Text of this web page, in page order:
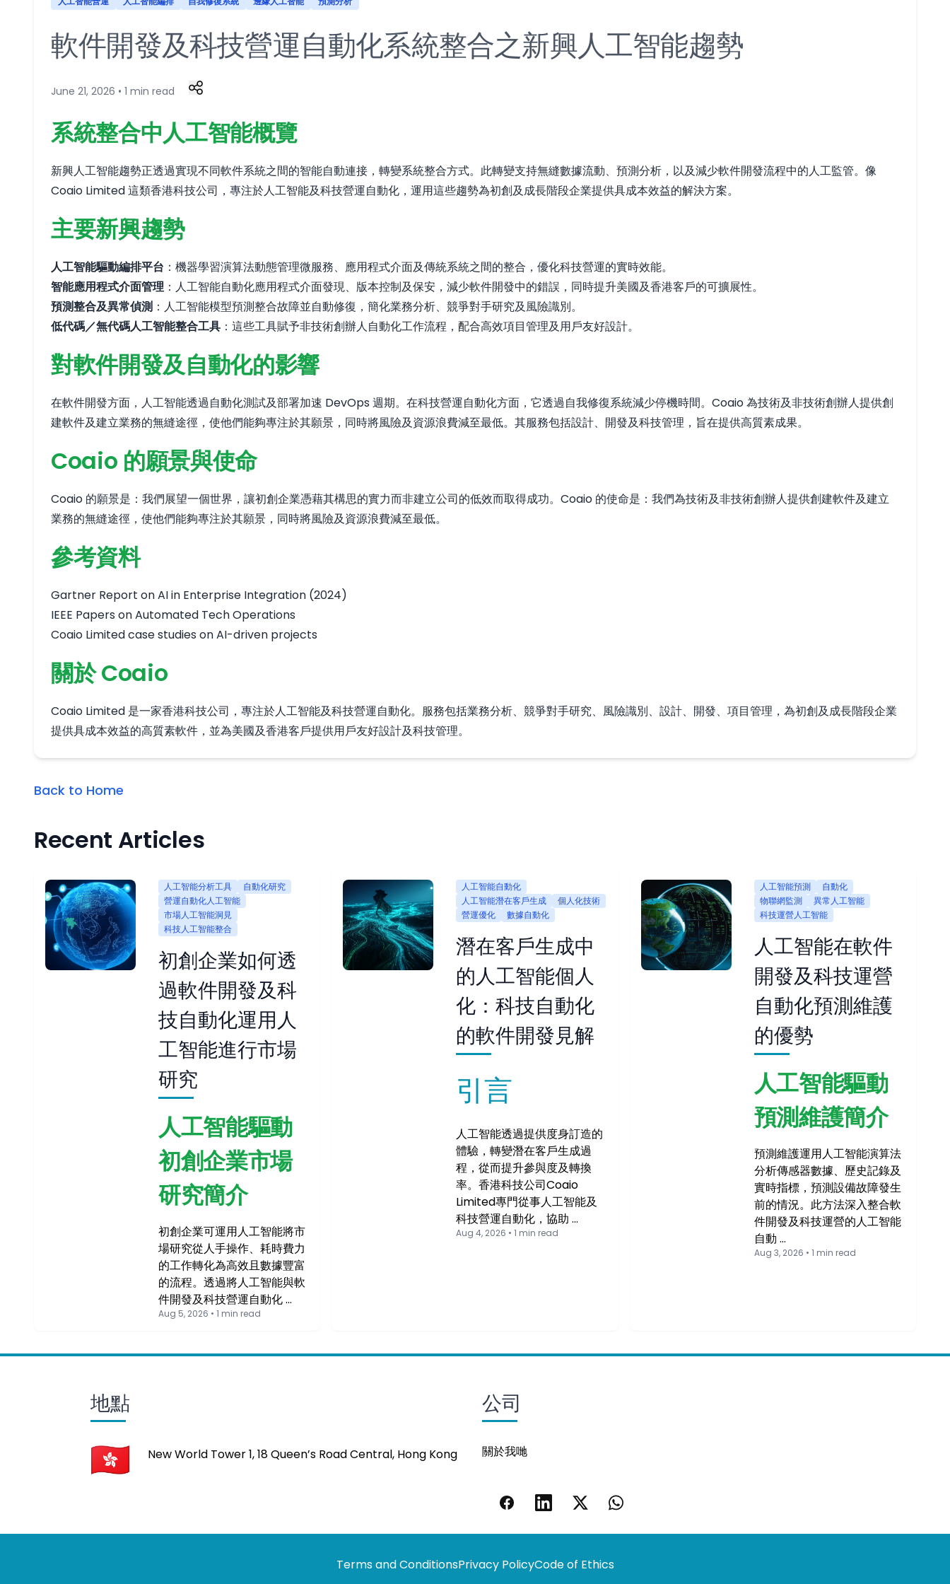
軟件開發及科技營運自動化系統整合之新興人工智能趨勢
June 21, 2026 • 1 min read
系統整合中人工智能概覽
新興人工智能趨勢正透過實現不同軟件系統之間的智能自動連接，轉變系統整合方式。此轉變支持無縫數據流動、預測分析，以及減少軟件開發流程中的人工監管。像
Coaio Limited 這類香港科技公司，專注於人工智能及科技營運自動化，運用這些趨勢為初創及成長階段企業提供具成本效益的解決方案。
主要新興趨勢
人工智能驅動編排平台 ：機器學習演算法動態管理微服務、應用程式介面及傳統系統之間的整合，優化科技營運的實時效能。
智能應用程式介面管理：人工智能自動化應用程式介面發現、版本控制及保安，減少軟件開發中的錯誤，同時提升美國及香港客戶的可擴展性。
預測整合及異常偵測 ：人工智能模型預測整合故障並自動修復，簡化業務分析、競爭對手研究及風險識別。
低代碼／無代碼人工智能整合工具 ：這些工具賦予非技術創辦人自動化工作流程，配合高效項目管理及用戶友好設計。
對軟件開發及自動化的影響
在軟件開發方面，人工智能透過自動化測試及部署加速 DevOps 週期。在科技營運自動化方面，它透過自我修復系統減少停機時間。Coaio 為技術及非技術創辦人提供創
建軟件及建立業務的無縫途徑，使他們能夠專注於其願景，同時將風險及資源浪費減至最低。其服務包括設計、開發及科技管理，旨在提供高質素成果。
Coaio 的願景與使命
Coaio 的願景是：我們展望一個世界，讓初創企業憑藉其構思的實力而非建立公司的低效而取得成功。Coaio 的使命是：我們為技術及非技術創辦人提供創建軟件及建立
業務的無縫途徑，使他們能夠專注於其願景，同時將風險及資源浪費減至最低。
參考資料
Gartner Report on AI in Enterprise Integration (2024)
IEEE Papers on Automated Tech Operations
Coaio Limited case studies on AI-driven projects
關於 Coaio
Coaio Limited 是一家香港科技公司，專注於人工智能及科技營運自動化。服務包括業務分析、競爭對手研究、風險識別、設計、開發、項目管理，為初創及成長階段企業
提供具成本效益的高質素軟件，並為美國及香港客戶提供用戶友好設計及科技管理。
Back to Home
Recent Articles
人工智能分析工具
自動化研究
營運自動化人工智能
市場人工智能洞見
科技人工智能整合
初創企業如何透
過軟件開發及科
技自動化運用人
工智能進行市場
研究
人工智能驅動
初創企業市場
研究簡介
初創企業可運用人工智能將市
場研究從人手操作、耗時費力
的工作轉化為高效且數據豐富
的流程。透過將人工智能與軟
件開發及科技營運自動化 …
Aug 5, 2026 • 1 min read
人工智能自動化
人工智能潛在客戶生成
個人化技術
營運優化
數據自動化
潛在客戶生成中
的人工智能個人
化：科技自動化
的軟件開發見解
引言
人工智能透過提供度身訂造的
體驗，轉變潛在客戶生成過
程，從而提升參與度及轉換
率。香港科技公司Coaio
Limited專門從事人工智能及
科技營運自動化，協助 …
Aug 4, 2026 • 1 min read
人工智能預測
自動化
物聯網監測
異常人工智能
科技運營人工智能
人工智能在軟件
開發及科技運營
自動化預測維護
的優勢
人工智能驅動
預測維護簡介
預測維護運用人工智能演算法
分析傳感器數據、歷史記錄及
實時指標，預測設備故障發生
前的情況。此方法深入整合軟
件開發及科技運營的人工智能
自動 …
Aug 3, 2026 • 1 min read
地點
New World Tower 1, 18 Queen’s Road Central, Hong Kong
公司
關於我哋
Terms and ConditionsPrivacy PolicyCode of Ethics